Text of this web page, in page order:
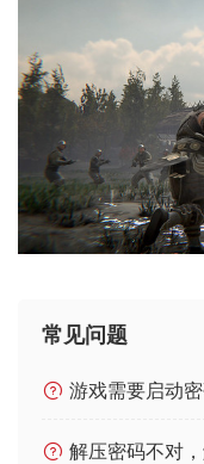
常见问题
游戏需要启动
解压密码不对